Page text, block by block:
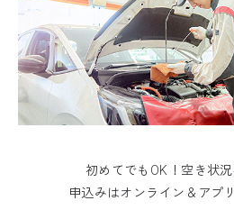
初めてでもOK！空き状況
申込みはオンライン＆アプ